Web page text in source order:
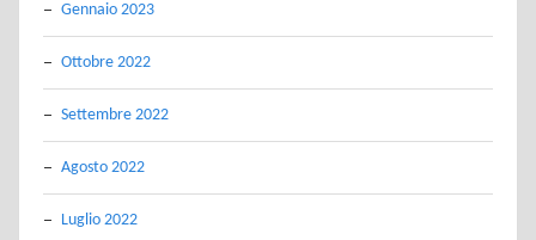
Gennaio 2023
Ottobre 2022
Settembre 2022
Agosto 2022
Luglio 2022